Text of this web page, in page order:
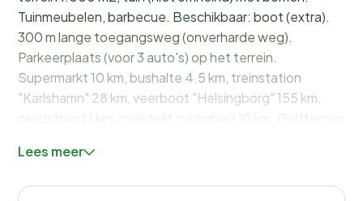
Tuinmeubelen, barbecue. Beschikbaar: boot (extra).
300 m lange toegangsweg (onverharde weg).
Parkeerplaats (voor 3 auto's) op het terrein.
Supermarkt 10 km, bushalte 4.5 km, treinstation
"Karlshamn" 28 km, veerboot "Helsingborg" 155 km,
zandstrand 1 km, overdekt zwembad 10 km. Golfterrein
Lees meer